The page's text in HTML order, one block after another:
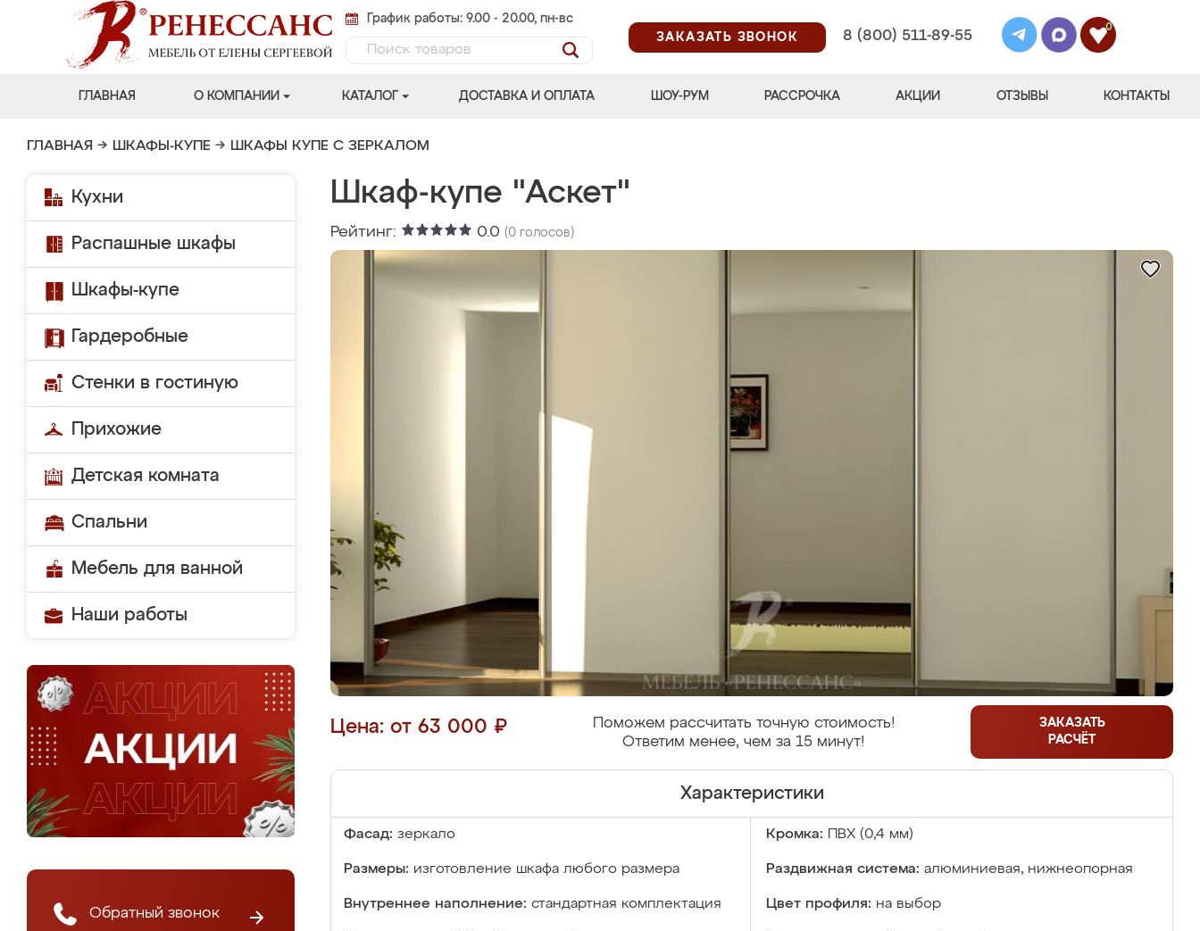
График работы: 9.00 - 20.00, пн-вс
ЗАКАЗАТЬ ЗВОНОК
8 (800) 511-89-55
0
ГЛАВНАЯ О КОМПАНИИ КАТАЛОГ ДОСТАВКА И ОПЛАТА ШОУ-РУМ РАССРОЧКА АКЦИИ ОТЗЫВЫ КОНТАКТЫ
ГЛАВНАЯ → ШКАФЫ-КУПЕ → ШКАФЫ КУПЕ С ЗЕРКАЛОМ
Кухни
Распашные шкафы
Шкафы-купе
Гардеробные
Стенки в гостиную
Прихожие
Детская комната
Спальни
Мебель для ванной
Наши работы
Обратный звонок
Шкаф-купе "Аскет"
Рейтинг: 0.0 (0 голосов)
Цена: от 63 000 ₽
Поможем рассчитать точную стоимость!
Ответим менее, чем за 15 минут!
ЗАКАЗАТЬ
РАСЧЁТ
Характеристики
Фасад: зеркало Кромка: ПВХ (0,4 мм)
Размеры: изготовление шкафа любого размера Раздвижная система: алюминиевая, нижнеопорная
Внутреннее наполнение: стандартная комплектация Цвет профиля: на выбор